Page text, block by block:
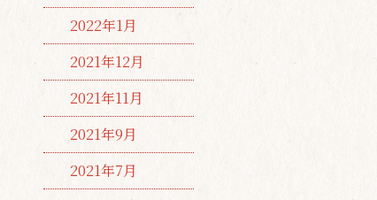
2022年1月
2021年12月
2021年11月
2021年9月
2021年7月